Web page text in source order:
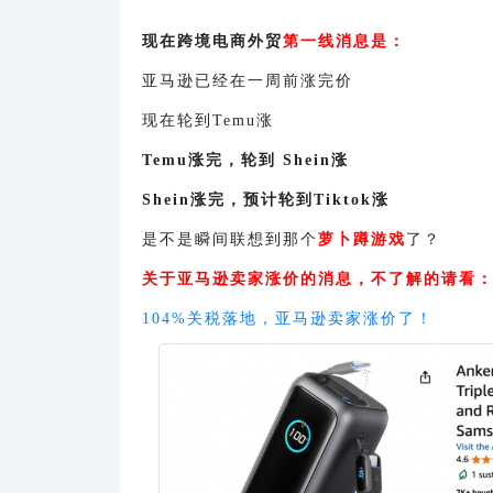
现在跨境电商外贸第一线消息是：
亚马逊已经在一周前涨完价
现在轮到Temu涨
Temu涨完，轮到 Shein涨
Shein涨完，预计轮到Tiktok涨
是不是瞬间联想到那个萝卜蹲游戏 了？
关于亚马逊卖家涨价的消息，不了解的请看：
104%关税落地，亚马逊卖家涨价了！